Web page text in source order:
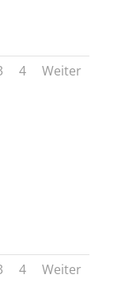
4 Weiter
4 Weiter